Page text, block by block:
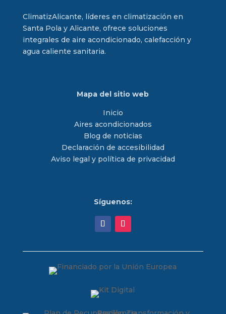
ClimatizAlicante, líderes en climatización en
Santa Pola y Alicante, ofrece soluciones
integrales de aire acondicionado, calefacción y
agua caliente sanitaria.
Mapa del sitio web
Inicio
Aires acondicionados
Blog de noticias
Declaración de accesibilidad
Aviso legal y política de privacidad
Síguenos: